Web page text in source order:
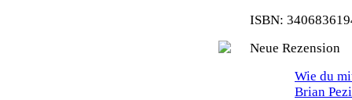
ISBN:
Neue Rezension
Wie du
Brian